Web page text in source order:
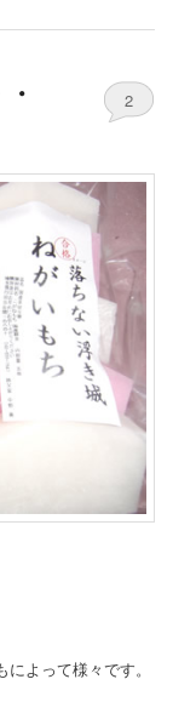
2
よって様々です。